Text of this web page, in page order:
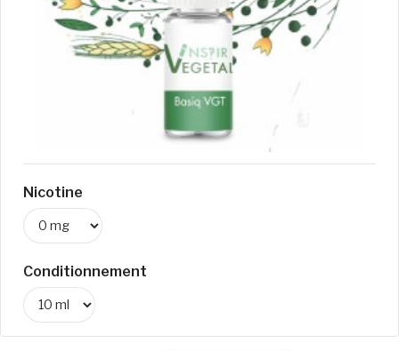
Nicotine
Conditionnement